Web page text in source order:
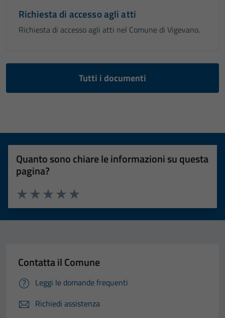
Richiesta di accesso agli atti
Richiesta di accesso agli atti nel Comune di Vigevano.
Tutti i documenti
Quanto sono chiare le informazioni su questa
pagina?
Valuta 5 stelle su 5
Valuta 4 stelle su 5
Valuta 3 stelle su 5
Valuta 2 stelle su 5
Valuta 1 stelle su 5
Contatta il Comune
Leggi le domande frequenti
Richiedi assistenza